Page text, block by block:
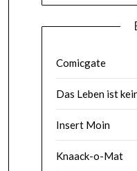
Comicgate
Das Leben ist
Insert Moin
Knaack-o-Mat